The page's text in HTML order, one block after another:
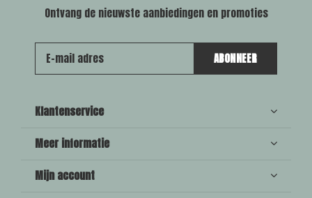
Ontvang de nieuwste aanbiedingen en promoties
ABONNEER
Klantenservice
Meer informatie
Mijn account